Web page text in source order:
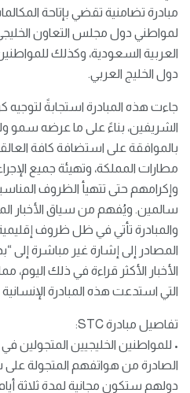
مبادرة تضامنية تقضي بإتاحة
لمواطني دول مجلس التعاون
العربية السعودية، وكذلك
دول الخليج العربي.
جاءت هذه المبادرة استجابةً لتوجيه
الشريفين، بناءً على ما عرضه سمو
بالموافقة على استضافة كافة
مطارات المملكة، وتهيئة جميع
وإكرامهم حتى تتهيأ الظروف
سالمين. ويُفهم من سياق الأخبار
والمبادرة تأتي في ظل ظروف
المصادر إلى إشارة غير مباشرة إلى
الأخبار الأكثر قراءة في ذلك اليوم،
التي استدعت هذه المبادرة الإنسانية
تفاصيل مبادرة STC:
• للمواطنين الخليجيين المتجولين
دولهم ستكون مجانية لمدة ثلاثة